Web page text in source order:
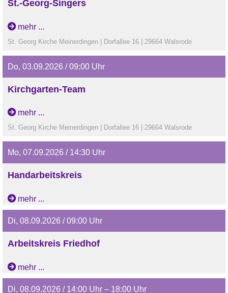
St.-Georg-Singers
mehr ...
St. Georg Kirche Meinerdingen | Dorfallee 16 | 29664 Walsrode
Do, 03.09.2026 / 09:00 Uhr
Kirchgarten-Team
mehr ...
St. Georg Kirche Meinerdingen | Dorfallee 16 | 29664 Walsrode
Mo, 07.09.2026 / 14:30 Uhr
Handarbeitskreis
(Pfarrwitwenhaus)
mehr ...
Di, 08.09.2026 / 09:00 Uhr
Arbeitskreis Friedhof
mehr ...
Di, 08.09.2026 / 14:00 Uhr – 18:00 Uhr